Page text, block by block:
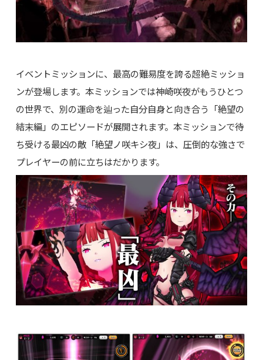
イベントミッションに、最高の難易度を誇る超絶ミッショ
ンが登場します。本ミッションでは神崎咲夜がもうひとつ
の世界で、別の運命を辿った自分自身と向き合う「絶望の
結末編」のエピソードが展開されます。本ミッションで待
ち受ける最凶の敵「絶望ノ咲キシ夜」は、圧倒的な強さで
プレイヤーの前に立ちはだかります。